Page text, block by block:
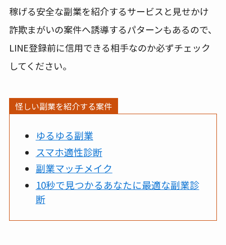
稼げる安全な副業を紹介するサービスと見せかけ
詐欺まがいの案件へ誘導するパターンもあるので、
LINE登録前に信用できる相手なのか必ずチェック
してください。
怪しい副業を紹介する案件
ゆるゆる副業
スマホ適性診断
副業マッチメイク
10秒で見つかるあなたに最適な副業診
断